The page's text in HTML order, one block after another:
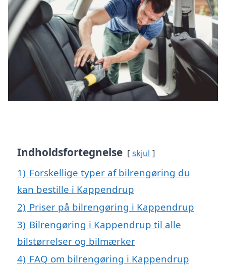
Indholdsfortegnelse skjul
1) Forskellige typer af bilrengøring du
kan bestille i Kappendrup
2) Priser på bilrengøring i Kappendrup
3) Bilrengøring i Kappendrup til alle
bilstørrelser og bilmærker
4) FAQ om bilrengøring i Kappendrup